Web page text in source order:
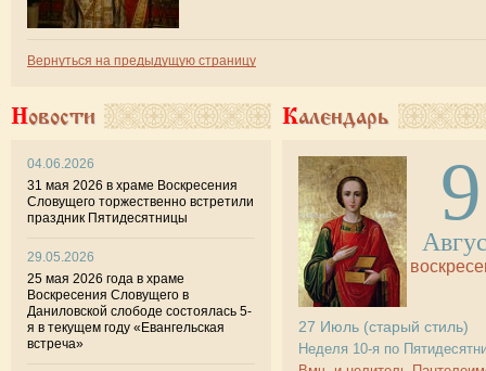
Вернуться на предыдущую страницу
Новости
04.06.2026
31 мая 2026 в храме Воскресения
Словущего торжественно встретили
праздник Пятидесятницы
29.05.2026
25 мая 2026 года в храме
Воскресения Словущего в
Даниловской слободе состоялась 5-
я в текущем году «Евангельская
встреча»
Календарь
9
27 Июль (старый стиль)
Неделя 10-я по